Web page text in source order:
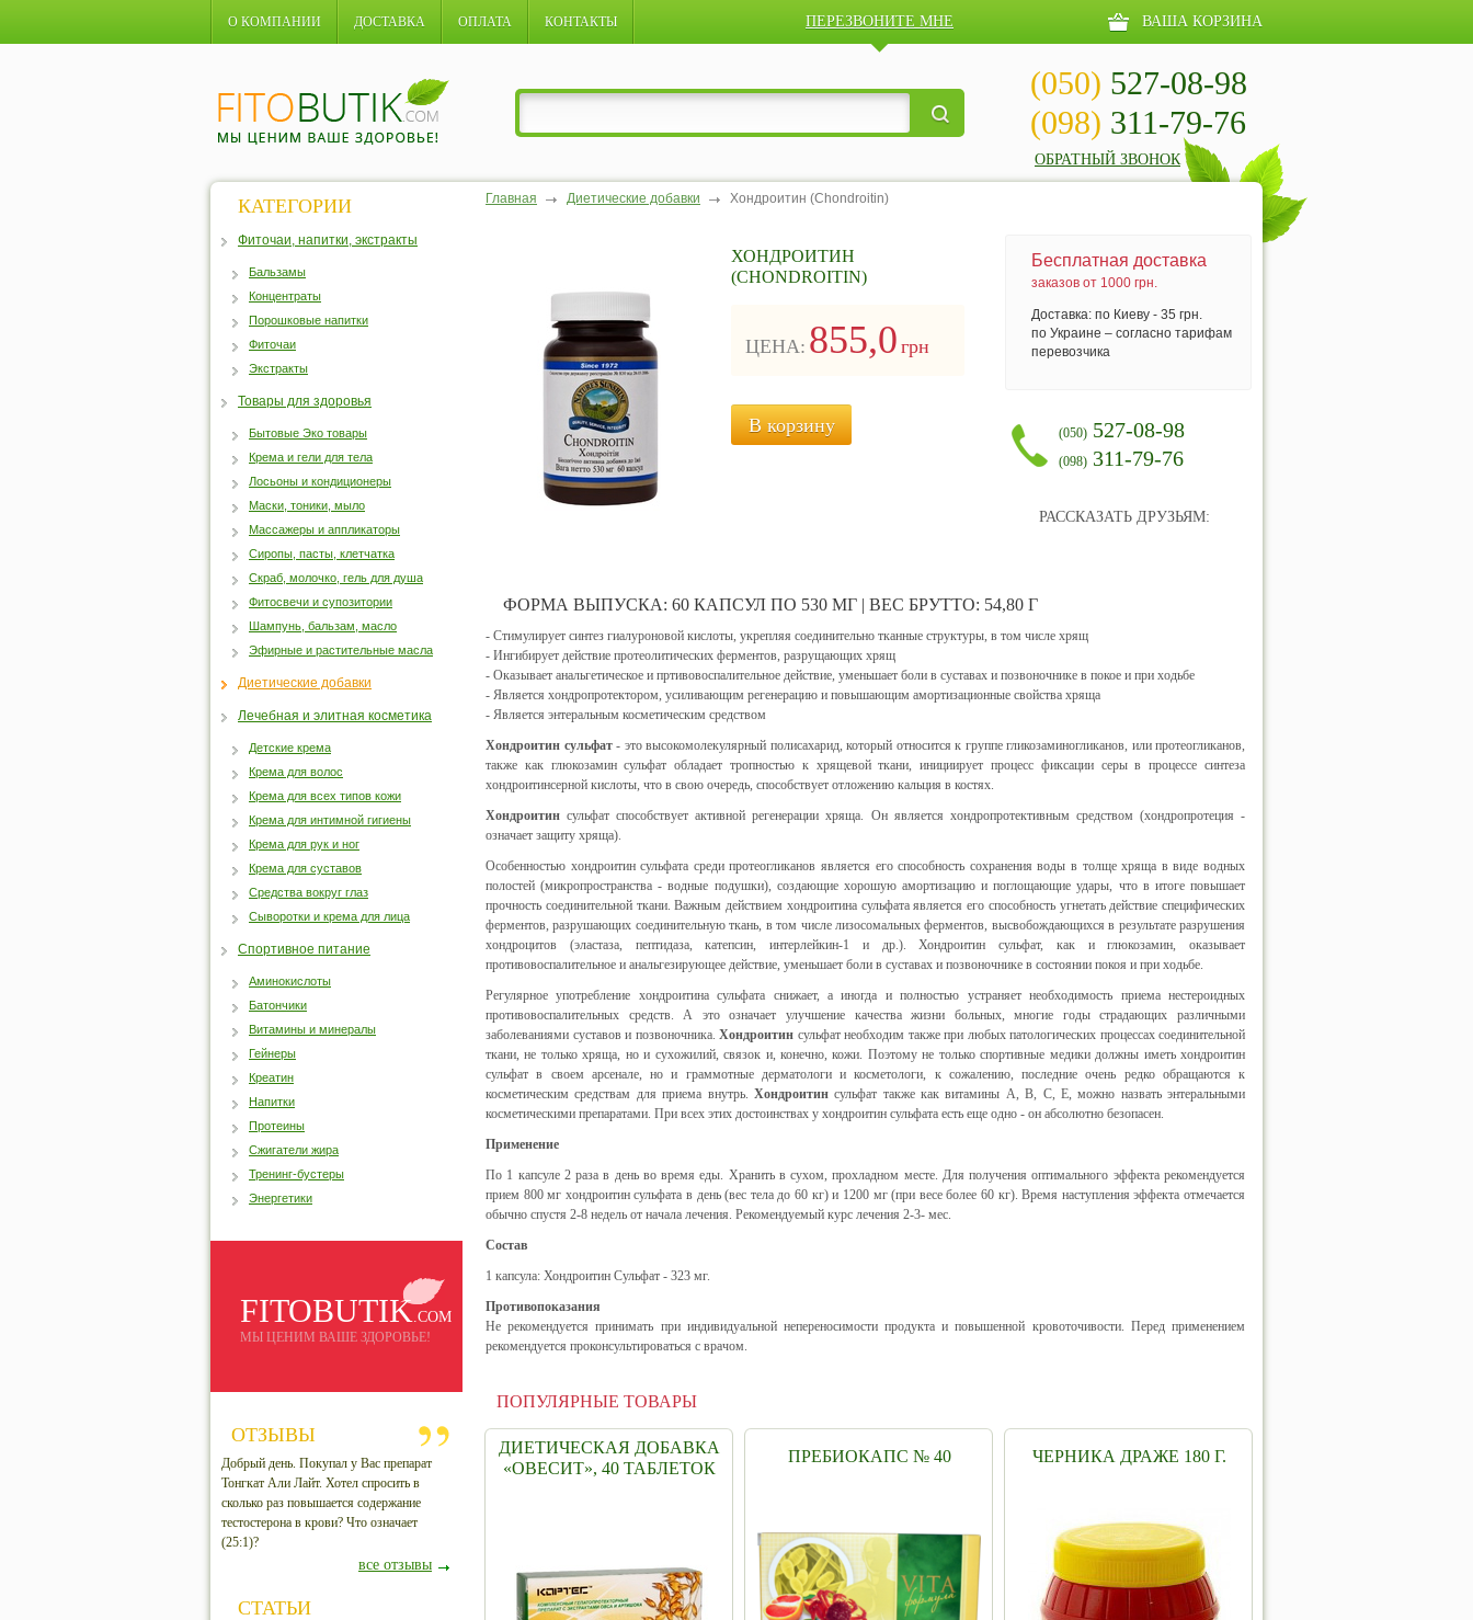
О КОМПАНИИ ДОСТАВКА ОПЛАТА КОНТАКТЫ ПЕРЕЗВОНИТЕ МНЕ ВАША КОРЗИНА
(050) 527-08-98
(098) 311-79-76
ОБРАТНЫЙ ЗВОНОК
Главная Диетические добавки Хондроитин (Chondroitin)
ХОНДРОИТИН
(CHONDROITIN)
ЦЕНА: 855,0 грн
В корзину
Бесплатная доставка
заказов от 1000 грн.
Доставка: по Киеву - 35 грн.
по Украине – согласно тарифам
перевозчика
(050) 527-08-98
(098) 311-79-76
РАССКАЗАТЬ ДРУЗЬЯМ:
ФОРМА ВЫПУСКА: 60 КАПСУЛ ПО 530 МГ | ВЕС БРУТТО: 54,80 Г
- Стимулирует синтез гиалуроновой кислоты, укрепляя соединительно тканные структуры, в том числе хрящ
- Ингибирует действие протеолитических ферментов, разрущающих хрящ
- Оказывает анальгетическое и пртивовоспалительное действие, уменьшает боли в суставах и позвоночнике в покое и при ходьбе
- Является хондропротектором, усиливающим регенерацию и повышающим амортизационные свойства хряща
- Является энтеральным косметическим средством
Хондроитин сульфат- это высокомолекулярный полисахарид, который относится к группе гликозаминогликанов, или протеогликанов,
также как глюкозамин сульфат обладает тропностью к хрящевой ткани, инициирует процесс фиксации серы в процессе синтеза
хондроитинсерной кислоты, что в свою очередь, способствует отложению кальция в костях.
Хондроитин сульфат способствует активной регенерации хряща. Он является хондропротективным средством (хондропротеция -
означает защиту хряща).
Особенностью хондроитин сульфата среди протеогликанов является его способность сохранения воды в толще хряща в виде водных
полостей (микропространства - водные подушки), создающие хорошую амортизацию и поглощающие удары, что в итоге повышает
прочность соединительной ткани. Важным действием хондроитина сульфата является его способность угнетать действие специфических
ферментов, разрушающих соединительную ткань, в том числе лизосомальных ферментов, высвобождающихся в результате разрушения
хондроцитов (эластаза, пептидаза, катепсин, интерлейкин-1 и др.). Хондроитин сульфат, как и глюкозамин, оказывает
противовоспалительное и анальгезирующее действие, уменьшает боли в суставах и позвоночнике в состоянии покоя и при ходьбе.
Регулярное употребление хондроитина сульфата снижает, а иногда и полностью устраняет необходимость приема нестероидных
противовоспалительных средств. А это означает улучшение качества жизни больных, многие годы страдающих различными
заболеваниями суставов и позвоночника. Хондроитин сульфат необходим также при любых патологических процессах соединительной
ткани, не только хряща, но и сухожилий, связок и, конечно, кожи. Поэтому не только спортивные медики должны иметь хондроитин
сульфат в своем арсенале, но и граммотные дерматологи и косметологи, к сожалению, последние очень редко обращаются к
косметическим средствам для приема внутрь. Хондроитинсульфат также как витамины А, В, С, Е, можно назвать энтеральными
косметическими препаратами. При всех этих достоинствах у хондроитин сульфата есть еще одно - он абсолютно безопасен.
Применение
По 1 капсуле 2 раза в день во время еды. Хранить в сухом, прохладном месте. Для получения оптимального эффекта рекомендуется
прием 800 мг хондроитин сульфата в день (вес тела до 60 кг) и 1200 мг (при весе более 60 кг). Время наступления эффекта отмечается
обычно спустя 2-8 недель от начала лечения. Рекомендуемый курс лечения 2-3- мес.
Состав
1 капсула: Хондроитин Сульфат - 323 мг.
Противопоказания
Не рекомендуется принимать при индивидуальной непереносимости продукта и повышенной кровоточивости. Перед применением
рекомендуется проконсультироваться с врачом.
ПОПУЛЯРНЫЕ ТОВАРЫ
ДИЕТИЧЕСКАЯ ДОБАВКА
«ОВЕСИТ», 40 ТАБЛЕТОК
ПРЕБИОКАПС № 40 ЧЕРНИКА ДРАЖЕ 180 Г.
КАТЕГОРИИ
Фиточаи, напитки, экстракты
Бальзамы
Концентраты
Порошковые напитки
Фиточаи
Экстракты
Товары для здоровья
Бытовые Эко товары
Крема и гели для тела
Лосьоны и кондиционеры
Маски, тоники, мыло
Массажеры и аппликаторы
Сиропы, пасты, клетчатка
Скраб, молочко, гель для душа
Фитосвечи и супозитории
Шампунь, бальзам, масло
Эфирные и растительные масла
Диетические добавки
Лечебная и элитная косметика
Детские крема
Крема для волос
Крема для всех типов кожи
Крема для интимной гигиены
Крема для рук и ног
Крема для суставов
Средства вокруг глаз
Сыворотки и крема для лица
Спортивное питание
Аминокислоты
Батончики
Витамины и минералы
Гейнеры
Креатин
Напитки
Протеины
Сжигатели жира
Тренинг-бустеры
Энергетики
FITOBUTIK.COM
МЫ ЦЕНИМ ВАШЕ ЗДОРОВЬЕ!
ОТЗЫВЫ
Добрый день. Покупал у Вас препарат
Тонгкат Али Лайт. Хотел спросить в
сколько раз повышается содержание
тестостерона в крови? Что означает
(25:1)?
все отзывы
СТАТЬИ